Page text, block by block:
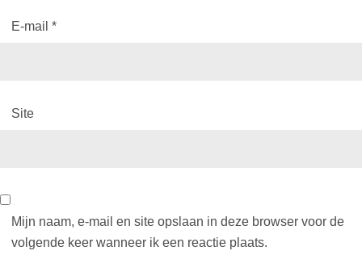
E-mail *
Site
Mijn naam, e-mail en site opslaan in deze browser voor de
volgende keer wanneer ik een reactie plaats.